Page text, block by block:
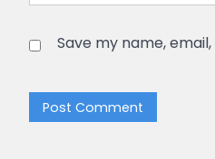
Save my name,